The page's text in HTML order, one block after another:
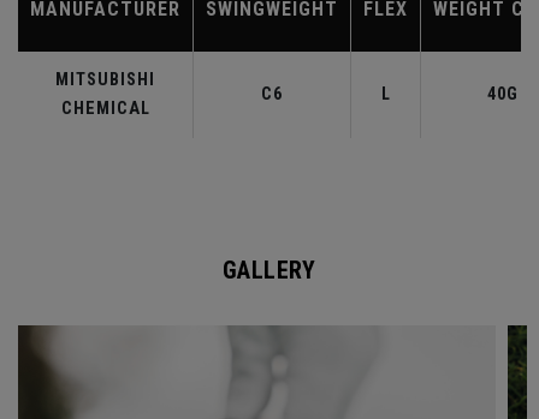
MANUFACTURER SWINGWEIGHT FLEX WEIGHT
MITSUBISHI
CHEMICAL
C6 L 40G
GALLERY